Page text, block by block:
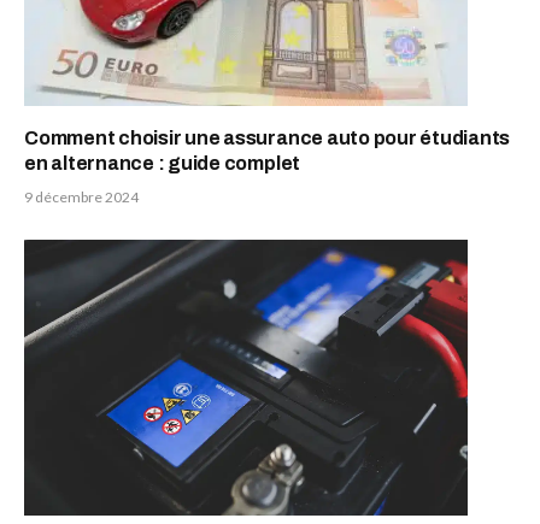
Comment choisir une assurance auto pour étudiants
en alternance : guide complet
9 décembre 2024